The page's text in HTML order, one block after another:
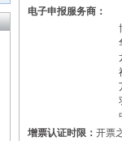
电子申报服务商：
增票认证时限： 开票